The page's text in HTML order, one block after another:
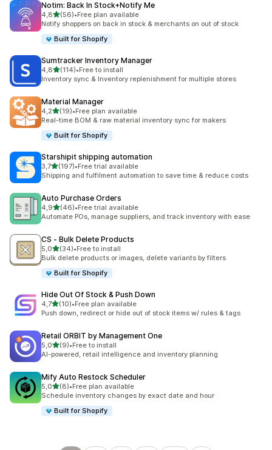
Notim: Back In Stock+Notify Me
4,8stelle su 5
(56)
56 recensioni totali
•Free plan available
Notify shoppers on back in stock & merchants on out of stock
Built for Shopify
Sumtracker Inventory Manager
4,8stelle su 5
(114)
114 recensioni totali
•Free to install
Inventory sync & Inventory replenishment for multiple stores
Material Manager
4,2stelle su 5
(19)
19 recensioni totali
•Free plan available
Real-time BOM & raw material inventory sync for makers
Built for Shopify
Starshipit shipping automation
3,7stelle su 5
(197)
197 recensioni totali
•Free trial available
Shipping and fulfilment automation to save time & reduce costs
Auto Purchase Orders
4,9stelle su 5
(46)
46 recensioni totali
•Free trial available
Automate POs, manage suppliers, and track inventory with ease
CS ‑ Bulk Delete Products
5,0stelle su 5
(34)
34 recensioni totali
•Free to install
Bulk delete products or images, delete variants by filters
Built for Shopify
Hide Out Of Stock & Push Down
4,7stelle su 5
(10)
10 recensioni totali
•Free plan available
Push down, redirect or hide out of stock items w/ rules & tags
Retail ORBIT by Management One
5,0stelle su 5
(9)
9 recensioni totali
•Free to install
AI-powered, retail intelligence and inventory planning
Mify Auto Restock Scheduler
5,0stelle su 5
(8)
8 recensioni totali
•Free plan available
Schedule inventory changes by exact date and hour
Built for Shopify